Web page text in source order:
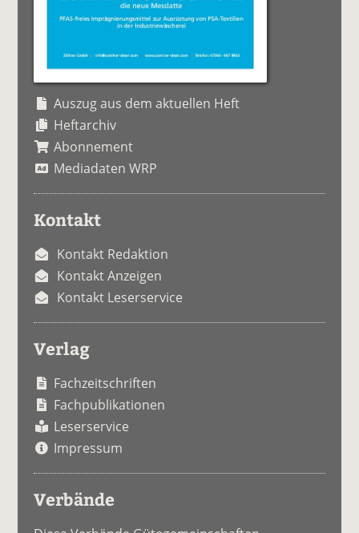
Auszug aus dem aktuellen Heft
Heftarchiv
Abonnement
Mediadaten WRP
Kontakt
Kontakt Redaktion
Kontakt Anzeigen
Kontakt Leserservice
Verlag
Fachzeitschriften
Fachpublikationen
Leserservice
Impressum
Verbände